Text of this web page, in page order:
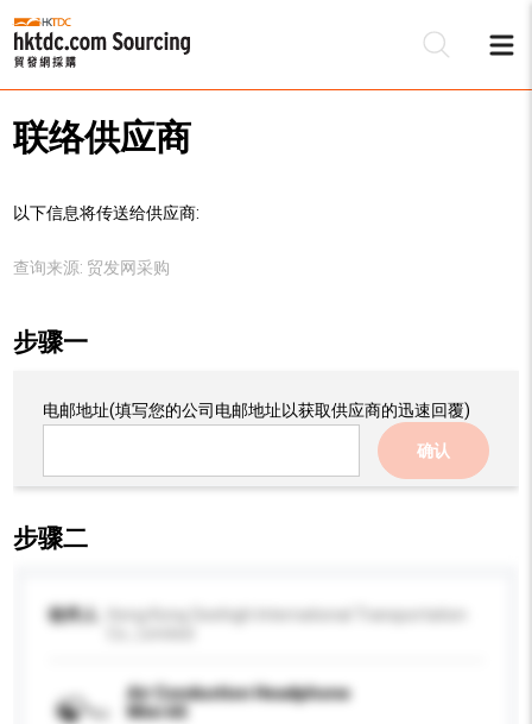
联络供应商
以下信息将传送给供应商:
查询来源: 贸发网采购
步骤一
电邮地址(填写您的公司电邮地址以获取供应商的迅速回覆)
确认
步骤二
收件人
Air Conduction Headphone
Mini 6S